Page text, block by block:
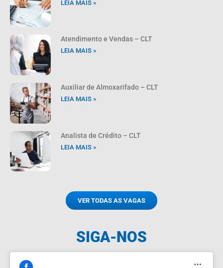
LEIA MAIS »
Atendimento e Vendas – CLT
LEIA MAIS »
Auxiliar de Almoxarifado – CLT
LEIA MAIS »
Analista de Crédito – CLT
LEIA MAIS »
VER TODAS AS VAGAS
SIGA-NOS